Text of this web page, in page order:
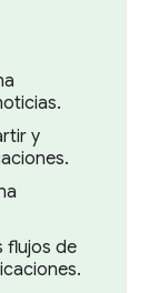
y
flujos de